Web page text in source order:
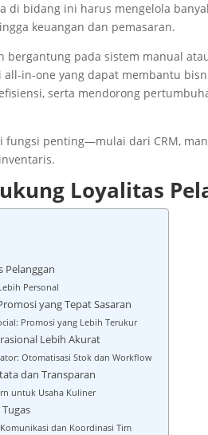
di bidang ini harus mengelola
keuangan dan pemasaran.
bergantung pada sistem manual
all-in-one yang dapat membantu
serta mendorong
fungsi penting—mulai dari CRM,
Loyalitas
Pelanggan
Personal
yang Tepat Sasaran
Promosi yang Lebih Terukur
Lebih Akurat
Otomatisasi Stok dan Workflow
dan Transparan
untuk Usaha Kuliner
dan Koordinasi Tim